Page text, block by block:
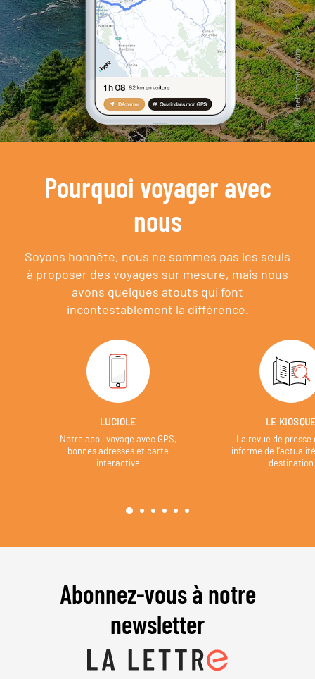
Pourquoi voyager avec
nous
Soyons honnête, nous ne sommes pas les seuls
à proposer des voyages sur mesure, mais nous
avons quelques atouts qui font
incontestablement la différence.
LUCIOLE
Notre appli voyage avec GPS,
bonnes adresses et carte
interactive
LE
La revue de presse
informe de
destination
Abonnez-vous à notre
newsletter